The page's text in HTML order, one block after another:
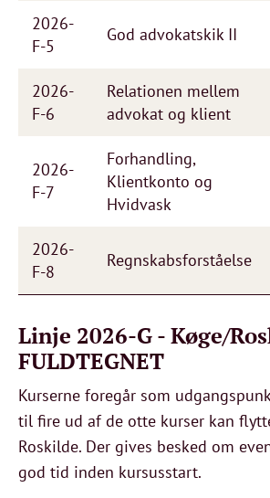
2026-
F-5
God advokatskik II
2026-
F-6
Relationen mellem
advokat og klient
2026-
F-7
Forhandling,
Klientkonto og
Hvidvask
2026-
F-8
Regnskabsforståelse
Linje 2026-G - Køge/
FULDTEGNET
Kurserne foregår som
til fire ud af de otte kurser kan
Roskilde. Der gives besked om
god tid inden kursusstart.